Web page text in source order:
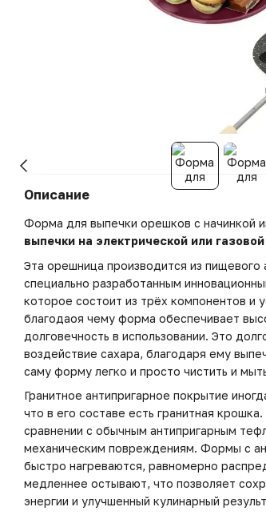
Описание
Форма для выпечки орешков с начинкой
выпечки на электрической или
Эта орешница производится из пищевого
специально разработанным
которое состоит из трёх компонентов и
благодаоя чему форма обеспечивает
долговечность в использовании. Это
воздействие сахара, благодаря ему
саму форму легко и просто чистить и
Гранитное антипригарное покрытие
что в его составе есть гранитная
сравнении с обычным антипригарным
механическим повреждениям. Формы с
быстро нагреваются, равномерно
медленнее остывают, что позволяет
энергии и улучшенный кулинарный